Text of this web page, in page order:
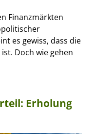
Finanzmärkten
es gewiss, dass die
Doch wie gehen
Erholung